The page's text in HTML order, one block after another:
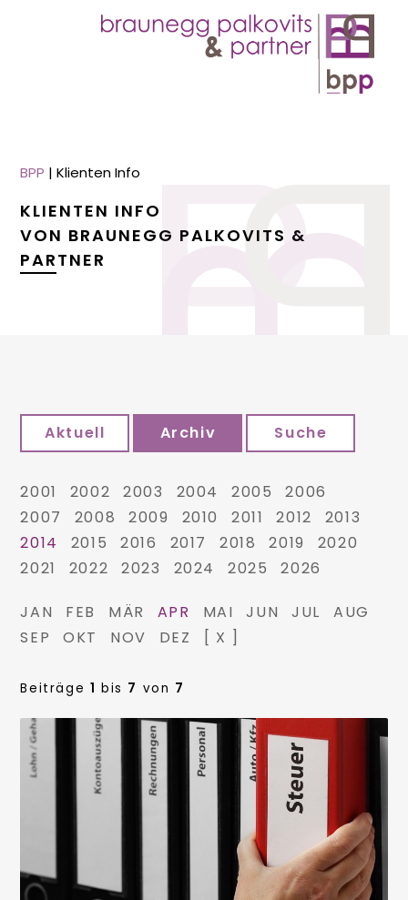
BPP |Klienten Info
KLIENTEN INFO
VON BRAUNEGG PALKOVITS &
PARTNER
Aktuell Archiv Suche
2001 2002 2003 2004 2005
2006
2007
2008 2009 2010 2011 2012
2013
2014
2015 2016 2017 2018 2019
2020
2021
2022 2023 2024 2025 2026
JAN FEB MÄR APR MAI JUN JUL
AUG
SEP
OKT NOV DEZ [ X ]
Beiträge 1 bis 7 von 7